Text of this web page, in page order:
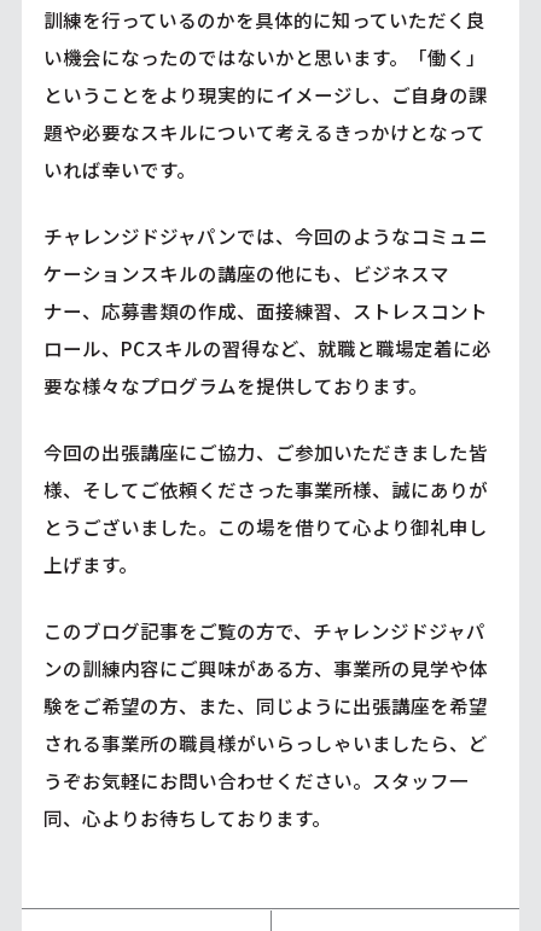
訓練を行っているのかを具体的に知っていただく良
い機会になったのではないかと思います。「働く」
ということをより現実的にイメージし、ご自身の課
題や必要なスキルについて考えるきっかけとなって
いれば幸いです。
チャレンジドジャパンでは、今回のようなコミュニ
ケーションスキルの講座の他にも、ビジネスマ
ナー、応募書類の作成、面接練習、ストレスコント
ロール、PCスキルの習得など、就職と職場定着に必
要な様々なプログラムを提供しております。
今回の出張講座にご協力、ご参加いただきました皆
様、そしてご依頼くださった事業所様、誠にありが
とうございました。この場を借りて心より御礼申し
上げます。
このブログ記事をご覧の方で、チャレンジドジャパ
ンの訓練内容にご興味がある方、事業所の見学や体
験をご希望の方、また、同じように出張講座を希望
される事業所の職員様がいらっしゃいましたら、ど
うぞお気軽にお問い合わせください。スタッフ一
同、心よりお待ちしております。